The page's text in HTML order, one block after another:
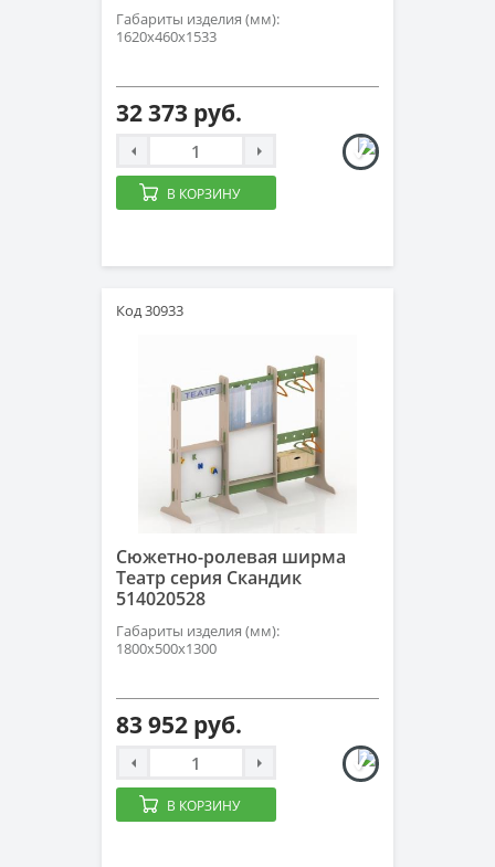
Габариты изделия (мм):
1620х460х1533
32 373 руб.
В КОРЗИНУ
Код 30933
Сюжетно-ролевая ширма
Театр серия Скандик
514020528
Габариты изделия (мм):
1800х500х1300
83 952 руб.
В КОРЗИНУ